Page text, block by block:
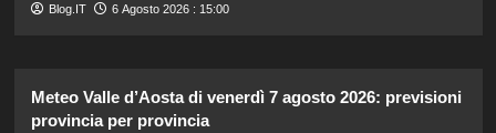
Blog.IT 6 Agosto 2026 : 15:00
Meteo Valle d’Aosta di venerdì 7 agosto 2026: previsioni
provincia per provincia